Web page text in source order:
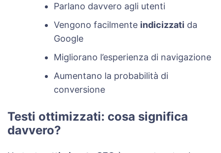
Parlano davvero agli utenti
Vengono facilmente indicizzati da
Google
Migliorano l’esperienza di navigazione
Aumentano la probabilità di
conversione
Testi ottimizzati: cosa significa
davvero?